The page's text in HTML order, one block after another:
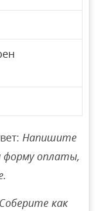
Напишите
оплаты,
Соберите как